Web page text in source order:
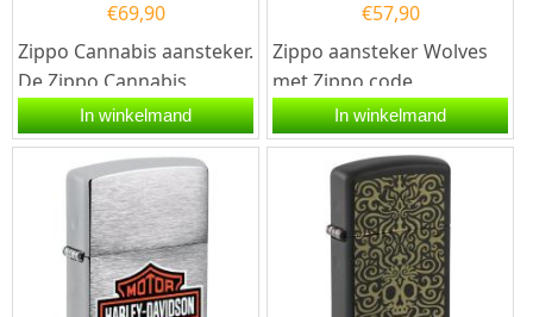
€69,90
Zippo Cannabis aansteker.
De Zippo Cannabis
aansteker is mat...
In winkelmand
€57,90
Zippo aansteker Wolves
met Zippo code
60.002.929. Een Zippo
aansteker is een
kwalitatief...
In winkelmand